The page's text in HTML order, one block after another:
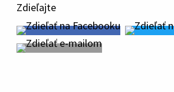
Zdieľajte